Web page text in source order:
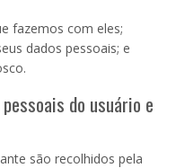
fazemos com eles;
dados pessoais; e
do usuário e
são recolhidos pela